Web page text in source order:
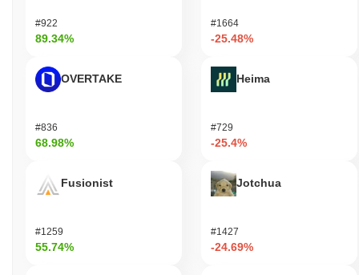
#922
89.34%
OVERTAKE
#836
68.98%
Fusionist
#1259
55.74%
#1664
-25.48%
Heima
#729
-25.4%
Jotchua
#1427
-24.69%